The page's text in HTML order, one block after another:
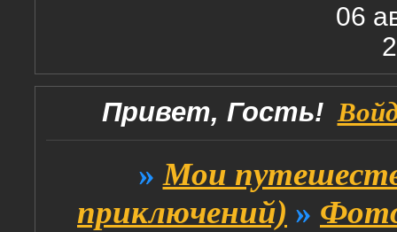
06
Привет, Гость!
» Мои
приключений) »